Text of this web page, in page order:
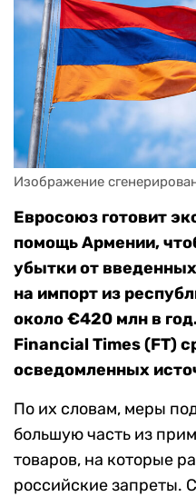
Изображение
Евросоюз готовит
помощь Армении,
убытки от
на импорт из
около €420 млн в
Financial Times (FT)
осведомленных
По их словам, меры
большую часть из
товаров, на которые
российские запреты.